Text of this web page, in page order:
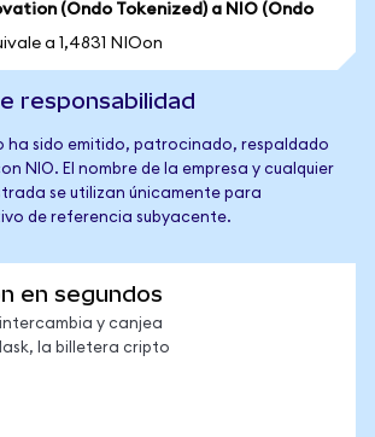
(Ondo Tokenized) a NIO (Ondo
a 1,4831 NIOon
responsabilidad
ha sido emitido, patrocinado, respaldado
NIO. El nombre de la empresa y cualquier
se utilizan únicamente para
de referencia subyacente.
en segundos
y canjea
la billetera cripto